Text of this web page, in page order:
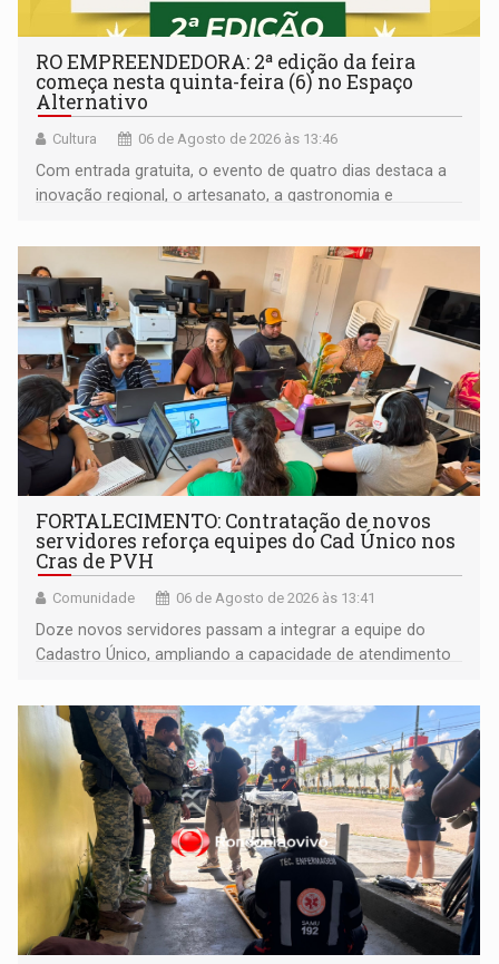
RO EMPREENDEDORA: 2ª edição da feira
começa nesta quinta-feira (6) no Espaço
Alternativo
Cultura 06 de Agosto de 2026 às 13:46
Com entrada gratuita, o evento de quatro dias destaca a
inovação regional, o artesanato, a gastronomia e
FORTALECIMENTO: Contratação de novos
servidores reforça equipes do Cad Único nos
Cras de PVH
Comunidade 06 de Agosto de 2026 às 13:41
Doze novos servidores passam a integrar a equipe do
Cadastro Único, ampliando a capacidade de atendimento